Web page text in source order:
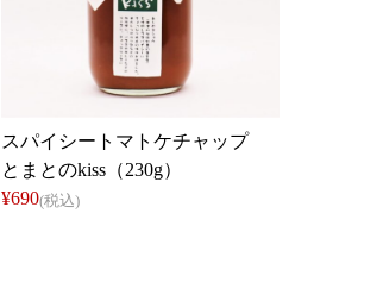
スパイシートマトケチャップ
とまとのkiss（230g）
¥690(税込)